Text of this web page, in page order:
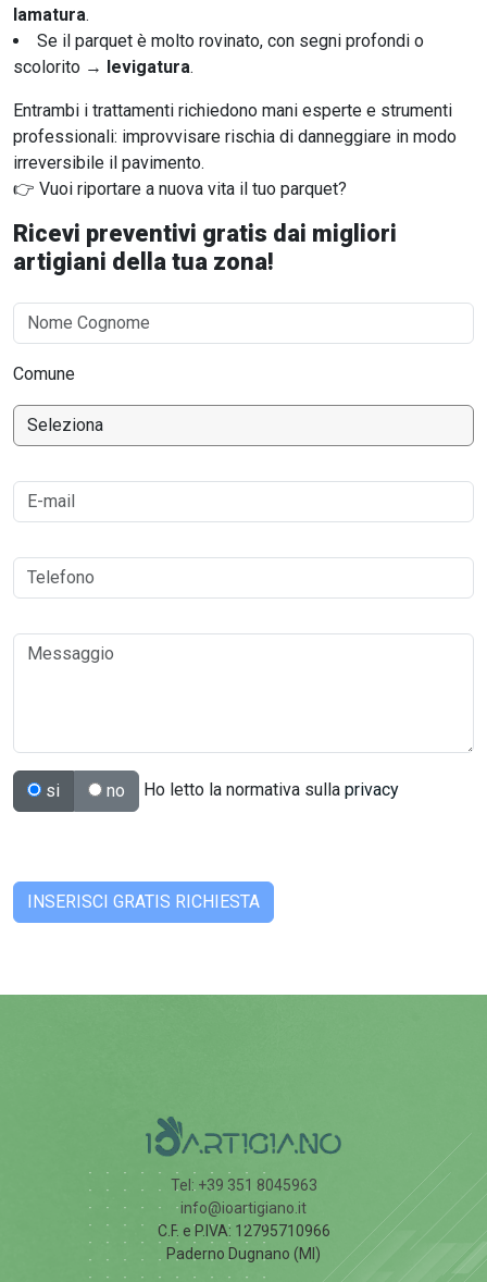
lamatura.
Se il parquet è molto rovinato, con segni profondi o
scolorito → levigatura.
Entrambi i trattamenti richiedono mani esperte e strumenti
professionali: improvvisare rischia di danneggiare in modo
irreversibile il pavimento.
👉 Vuoi riportare a nuova vita il tuo parquet?
Ricevi preventivi gratis dai migliori
artigiani della tua zona!
Comune
si no Ho letto la normativa sulla privacy
Tel: +39 351 8045963
info@ioartigiano.it
C.F. e P.IVA: 12795710966
Paderno Dugnano (MI)